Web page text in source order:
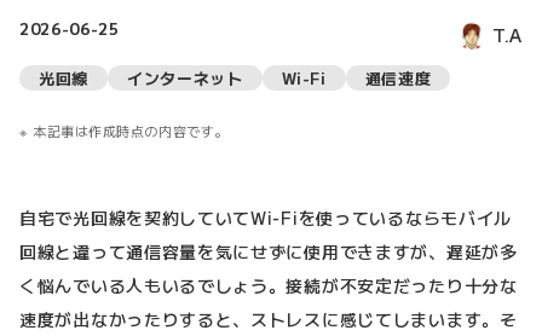
2026-06-25 T.A
光回線 インターネット Wi-Fi 通信速度
本記事は作成時点の内容です。
自宅で光回線を契約していてWi-Fiを使っているならモバイル
回線と違って通信容量を気にせずに使用できますが、遅延が多
く悩んでいる人もいるでしょう。接続が不安定だったり十分な
速度が出なかったりすると、ストレスに感じてしまいます。そ